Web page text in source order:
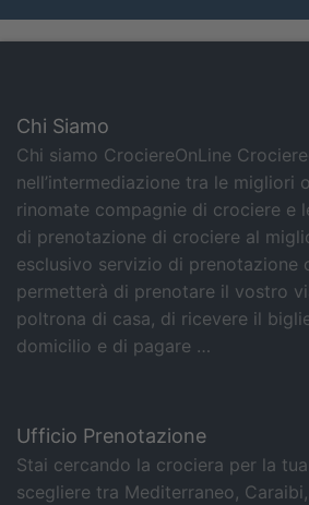
Chi Siamo
Chi siamo CrociereOnLine
nell’intermediazione tra le migliori
rinomate compagnie di crociere e
di prenotazione di crociere al
esclusivo servizio di prenotazione
permetterà di prenotare il vostro
poltrona di casa, di ricevere il
domicilio e di pagare …
Ufficio Prenotazione
Stai cercando la crociera per la
scegliere tra Mediterraneo,